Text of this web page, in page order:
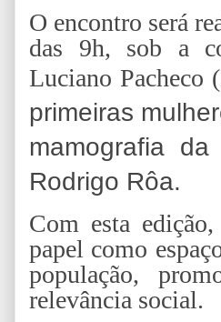
O encontro será
das 9h, sob a
Luciano Pacheco
primeiras
mamografia
Rodrigo Rôa.
Com esta
papel como
população,
relevância social.